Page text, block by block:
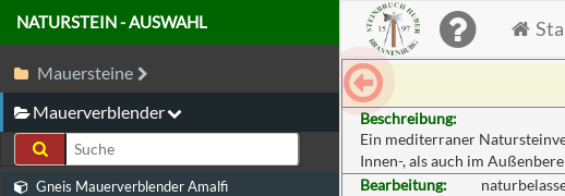
Beschreibung:
Ein mediterraner
Innen-, als auch im
Bearbeitung:
NATURSTEIN - AUSWAHL
Mauersteine
Mauerverblender
Gneis Mauerverblender Amalfi